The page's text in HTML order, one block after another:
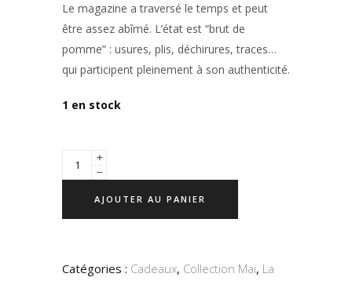
Le magazine a traversé le temps et peut
être assez abîmé. L’état est “brut de
pomme” : usures, plis, déchirures, traces…
qui participent pleinement à son authenticité.
1 en stock
AJOUTER AU PANIER
Catégories : Cadeaux, Collection Mai, La